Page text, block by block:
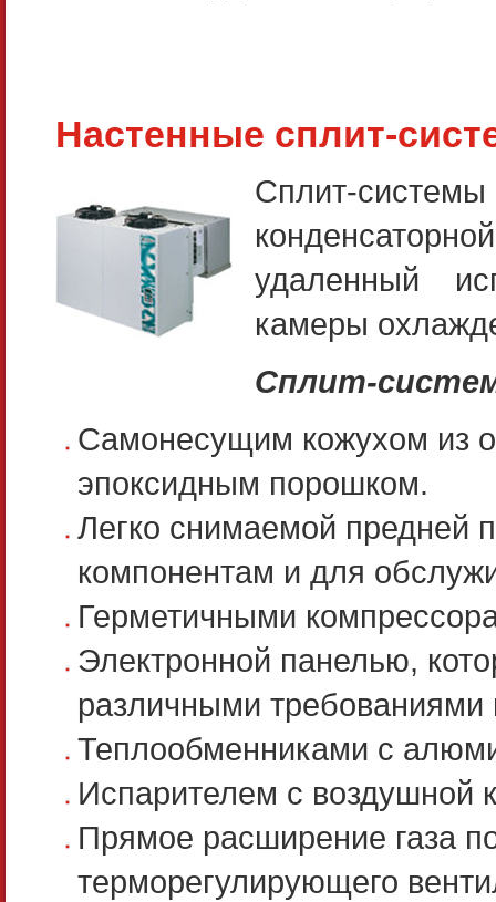
Настенные сплит-
Сплит-
удаленный
камеры
Сплит-
Самонесущим кожухом из
эпоксидным порошком.
Легко снимаемой предней
компонентам и для
Герметичными
Электронной панелью,
различными требованиями
Теплообменниками с
Испарителем с воздушной
Прямое расширение газа
терморегулирующего